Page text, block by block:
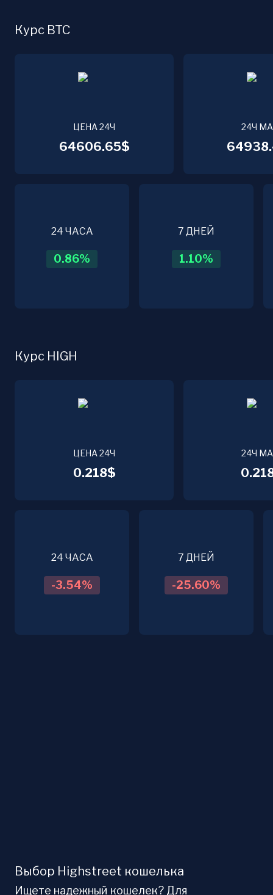
Курс BTC
ЦЕНА 24Ч
64606.65$
24Ч
24 ЧАСА
0.86%
7 ДНЕЙ
1.10%
Курс HIGH
ЦЕНА 24Ч
0.218$
24Ч
24 ЧАСА
-3.54%
7 ДНЕЙ
-25.60%
Выбор Highstreet кошелька
Ищете надежный кошелек? Для